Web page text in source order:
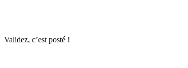
Validez, c’est posté !